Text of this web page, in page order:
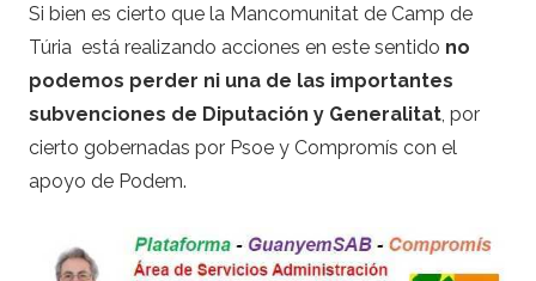
Si bien es cierto que la Mancomunitat de Camp de
Túria está realizando acciones en este sentido no
podemos perder ni una de las importantes
subvenciones de Diputación y Generalitat , por
cierto gobernadas por Psoe y Compromís con el
apoyo de Podem.